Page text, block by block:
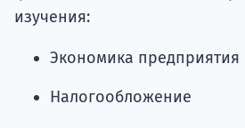
изучения:
Экономика предприятия
Налогообложение